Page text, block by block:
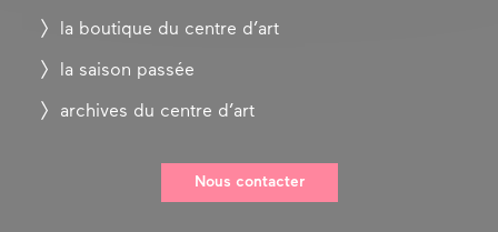
la boutique du centre d’art
la saison passée
archives du centre d’art
Nous contacter